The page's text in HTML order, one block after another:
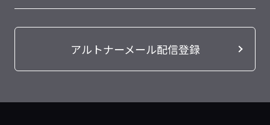
アルトナーメール配信登録